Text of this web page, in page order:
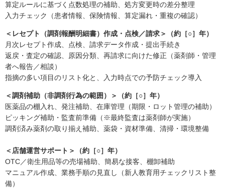
算定ルールに基づく点数処理の補助、処方変更時の差分整理
入力チェック（患者情報、保険情報、算定漏れ・重複の確認）
＜レセプト（調剤報酬明細書）作成・点検／請求＞（約［○］年）
月次レセプト作成、点検、請求データ作成・提出手続き
返戻・査定の確認、原因分類、再請求に向けた修正（薬剤師・管理
者へ報告／相談）
指摘の多い項目のリスト化と、入力時点での予防チェック導入
＜調剤補助（非調剤行為の範囲）＞（約［○］年）
医薬品の棚入れ、発注補助、在庫管理（期限・ロット管理の補助）
ピッキング補助・監査前準備（※最終監査は薬剤師が実施）
調剤済み薬剤の取り揃え補助、薬袋・資材準備、清掃・環境整備
＜店舗運営サポート＞（約［○］年）
OTC／衛生用品等の売場補助、簡易な接客、棚卸補助
マニュアル作成、業務手順の見直し（新人教育用チェックリスト整
備）